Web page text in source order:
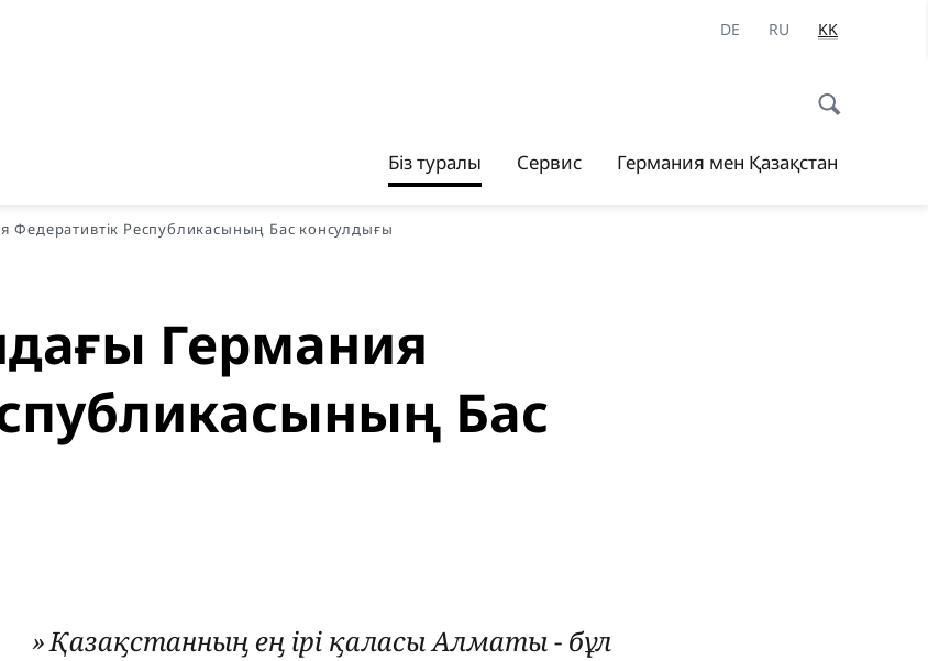
DE RU KK
Біз туралы Сервис Германия мен Қазақстан
Федеративтік Республикасының Бас консулдығы
Германия
Бас
Қазақстанның ең ірі қаласы Алматы - бұл